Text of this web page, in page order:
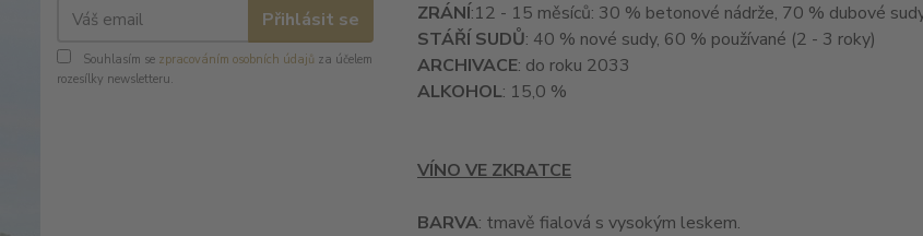
Přihlásit se
Souhlasím se zpracováním osobních údajů za účelem
rozesílky newsletteru.
ZRÁNÍ:12 - 15 měsíců: 30 % betonové nádrže, 70 % dubové
STÁŘÍ SUDŮ: 40 % nové sudy, 60 % používané (2 - 3 roky)
ARCHIVACE: do roku 2033
ALKOHOL: 15,0 %
VÍNO VE ZKRATCE
BARVA: tmavě fialová s vysokým leskem.